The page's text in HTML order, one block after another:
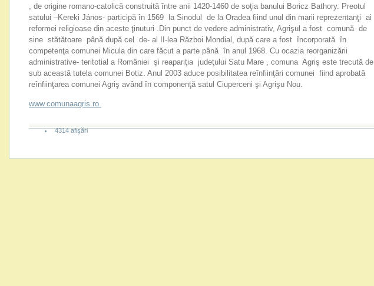
, de origine romano-catolică construită între anii 1420-1460 de soţia banului Boricz Bathory. Preotul
satului –Kereki János- participă în 1569 la Sinodul de la Oradea fiind unul din marii reprezentanţi ai
reformei religioase din aceste ţinuturi .Din punct de vedere administrativ, Agrişul a fost comună de
sine stătătoare până după cel de- al II-lea Război Mondial, după care a fost încorporată în
competenţa comunei Micula din care făcut a parte până în anul 1968. Cu ocazia reorganizării
administrative- teritotial a României şi reapariţia judeţului Satu Mare , comuna Agriş este trecută de
sub această tutela comunei Botiz. Anul 2003 aduce posibilitatea reînfiinţări comunei fiind aprobată
reînfiinţarea comunei Agriş având în componenţă satul Ciuperceni şi Agrişu Nou.
www.comunaagris.ro
4314 afişări